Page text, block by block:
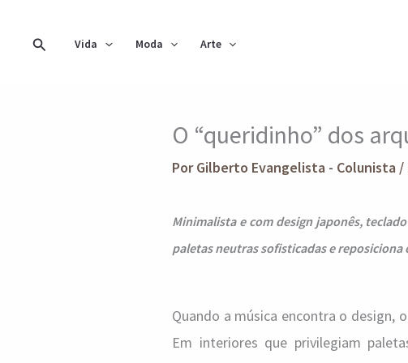
Pesquisar
Vida Moda Arte
O “queridinho” dos
PorGilberto Evangelista - Colunista /
Minimalista e com design japonês,
paletas neutras sofisticadas e
Quando a música encontra o design,
Em interiores que privilegiam